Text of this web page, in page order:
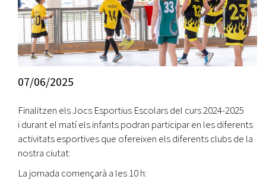
07/06/2025
Finalitzen els Jocs Esportius Escolars del curs 2024-2025
i durant el matí els infants podran participar en les diferents
activitats esportives que ofereixen els diferents clubs de la
nostra ciutat:
La jornada començarà a les 10 h: